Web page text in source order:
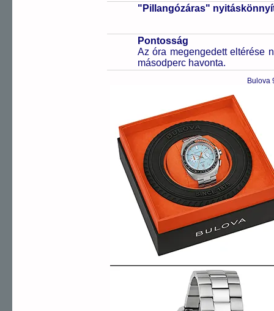
"Pillangózáras"
Pontosság
Az óra megengedett eltérése
másodperc havonta.
Bulova